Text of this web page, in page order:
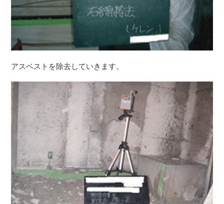
アスベストを除去していきます。